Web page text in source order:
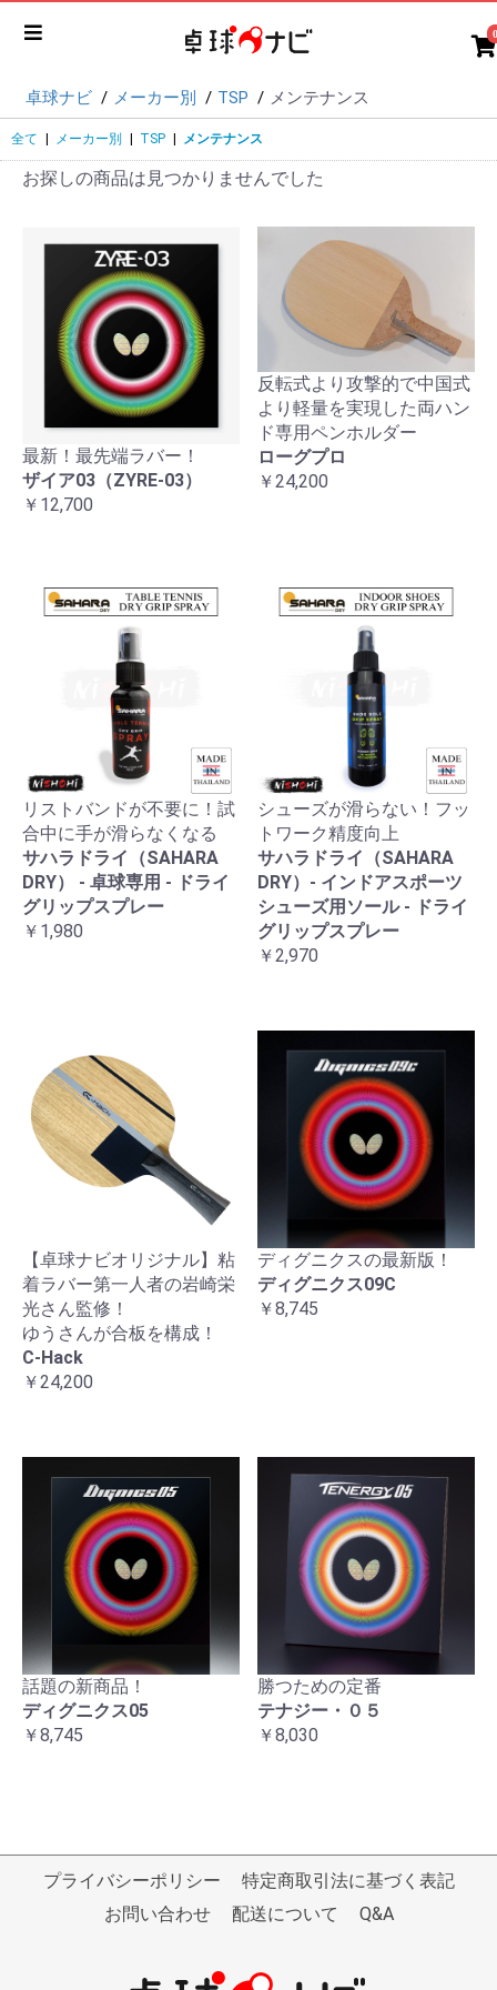
0
卓球ナビ メーカー別 TSP メンテナンス
全て メーカー別 TSP メンテナンス
お探しの商品は見つかりませんでした
最新！最先端ラバー！
ザイア03（ZYRE-03）
￥12,700
反転式より攻撃的で中国式
より軽量を実現した両ハン
ド専用ペンホルダー
ローグプロ
￥24,200
リストバンドが不要に！試
合中に手が滑らなくなる
サハラドライ（SAHARA
DRY） - 卓球専用 - ドライ
グリップスプレー
￥1,980
シューズが滑らない！フッ
トワーク精度向上
サハラドライ（SAHARA
DRY）- インドアスポーツ
シューズ用ソール - ドライ
グリップスプレー
￥2,970
【卓球ナビオリジナル】粘
着ラバー第一人者の岩崎栄
光さん監修！
ゆうさんが合板を構成！
C-Hack
￥24,200
ディグニクスの最新版！
ディグニクス09C
￥8,745
話題の新商品！
ディグニクス05
￥8,745
勝つための定番
テナジー・０５
￥8,030
プライバシーポリシー
特定商取引法に基づく表記
お問い合わせ
配送について Q&A